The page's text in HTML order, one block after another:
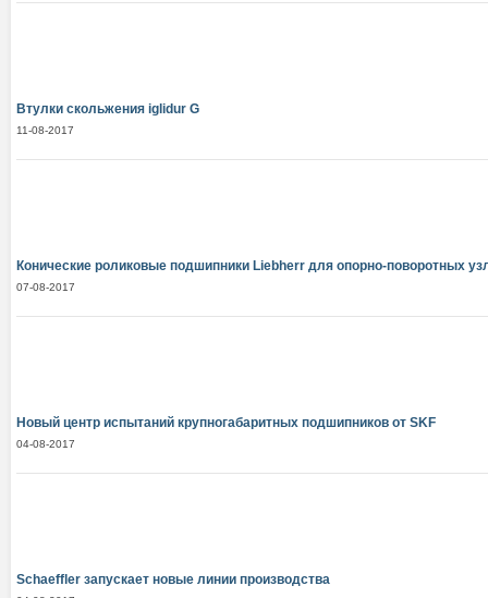
Втулки скольжения iglidur G
11-08-2017
Конические роликовые подшипники Liebherr для опорно-поворотных
07-08-2017
Новый центр испытаний крупногабаритных подшипников от SKF
04-08-2017
Schaeffler запускает новые линии производства